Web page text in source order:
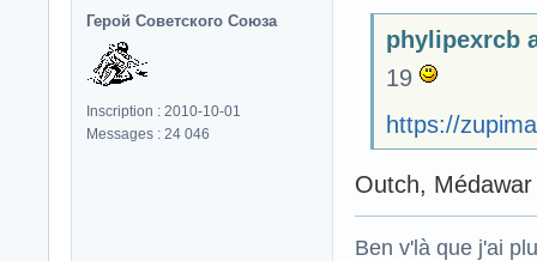
Герой Советского Союза
Inscription : 2010-10-01
Messages : 24 046
phylipexrcb
19
https://
Outch,
Ben v'là que j'ai